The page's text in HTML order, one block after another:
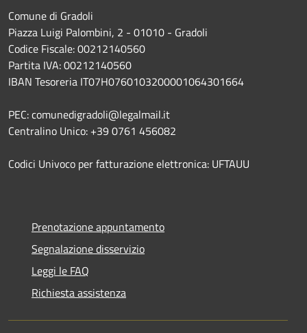
Comune di Gradoli
Piazza Luigi Palombini, 2 - 01010 - Gradoli
Codice Fiscale: 00212140560
Partita IVA: 00212140560
IBAN Tesoreria IT07H0760103200001064301664
PEC: comunedigradoli@legalmail.it
Centralino Unico: +39 0761 456082
Codici Univoco per fatturazione elettronica: UFTAUU
Prenotazione appuntamento
Segnalazione disservizio
Leggi le FAQ
Richiesta assistenza